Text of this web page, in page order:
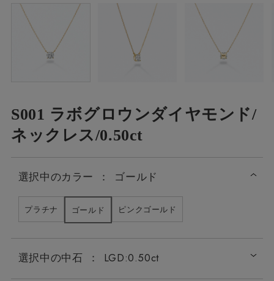
S001 ラボグロウンダイヤモンド/
ネックレス/0.50ct
選択中のカラー ： ゴールド
プラチナ ゴールド ピンクゴールド
選択中の中石 ： LGD:0.50ct